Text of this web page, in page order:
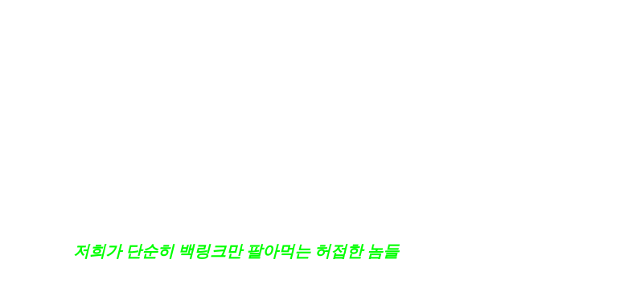
저희가 단순히 백링크만 팔아먹는 허접한 놈들